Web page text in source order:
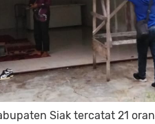
Siak tercatat 21